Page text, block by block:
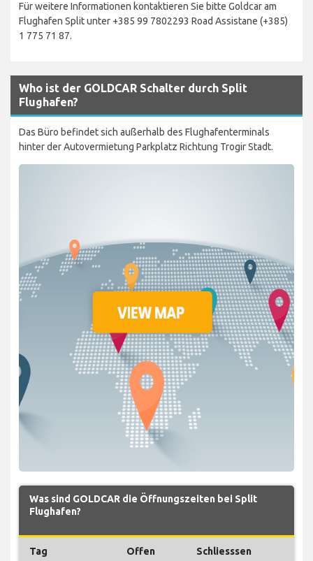
Für weitere Informationen kontaktieren Sie bitte Goldcar am
Flughafen Split unter +385 99 7802293 Road Assistane (+385)
1 775 71 87.
Who ist der GOLDCAR Schalter durch Split
Flughafen?
Das Büro befindet sich außerhalb des Flughafenterminals
hinter der Autovermietung Parkplatz Richtung Trogir Stadt.
Was sind GOLDCAR die Öffnungszeiten bei Split
Flughafen?
Tag Offen Schliesssen